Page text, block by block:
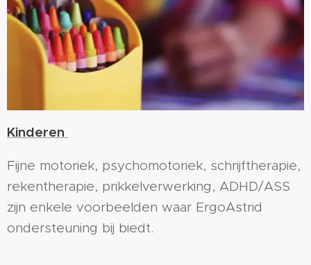
Kinderen
Fijne motoriek, psychomotoriek, schrijftherapie,
rekentherapie, prikkelverwerking, ADHD/ASS
zijn enkele voorbeelden waar ErgoAstrid
ondersteuning bij biedt.